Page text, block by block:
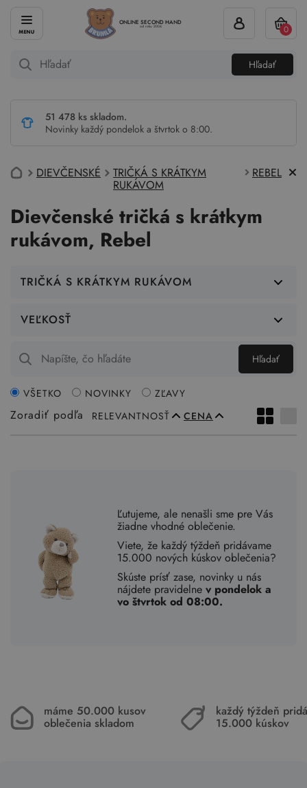
ONLINE SECOND HAND
od roku 2004
Hľadať
0
51 478 ks skladom.
Novinky každý pondelok a štvrtok o 8:00.
DIEVČENSKÉ TRIČKÁ S KRÁTKYM
RUKÁVOM
REBEL
Dievčenské tričká s krátkym
rukávom, Rebel
TRIČKÁ S KRÁTKYM RUKÁVOM
VEĽKOSŤ
Hľadať
Zoradiť podľa RELEVANTNOSŤ CENA
VŠETKO NOVINKY ZĽAVY
Ľutujeme, ale nenašli sme pre Vás
žiadne vhodné oblečenie.
Viete, že každý týždeň pridávame
15.000 nových kúskov oblečenia?
Skúste prísť zase, novinky u nás
nájdete pravidelnev pondelok a
vo štvrtok od 08:00.
máme 50.000 kusov
oblečenia skladom
každý týždeň
15.000 kúskov